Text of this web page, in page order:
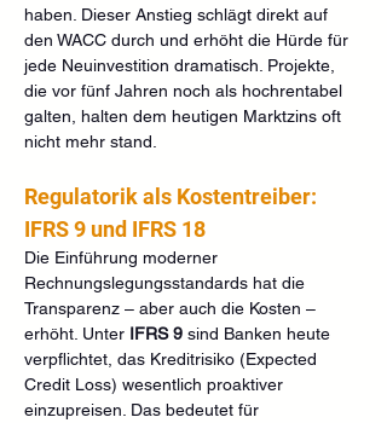
haben. Dieser Anstieg schlägt direkt auf
den WACC durch und erhöht die Hürde für
jede Neuinvestition dramatisch. Projekte,
die vor fünf Jahren noch als hochrentabel
galten, halten dem heutigen Marktzins oft
nicht mehr stand.
Regulatorik als Kostentreiber:
IFRS 9 und IFRS 18
Die Einführung moderner
Rechnungslegungsstandards hat die
Transparenz – aber auch die Kosten –
erhöht. Unter IFRS 9 sind Banken heute
verpflichtet, das Kreditrisiko (Expected
Credit Loss) wesentlich proaktiver
einzupreisen. Das bedeutet für